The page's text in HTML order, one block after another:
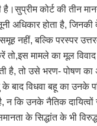
कोर्ट की तीन
अधिकार होता है,
बल्कि परस्पर
तो,इस मामले का मूल
तो उसे भरण- पोषण का
विधवा बहू का उनके
कि उनके नैतिक
के सिद्धांत के भी